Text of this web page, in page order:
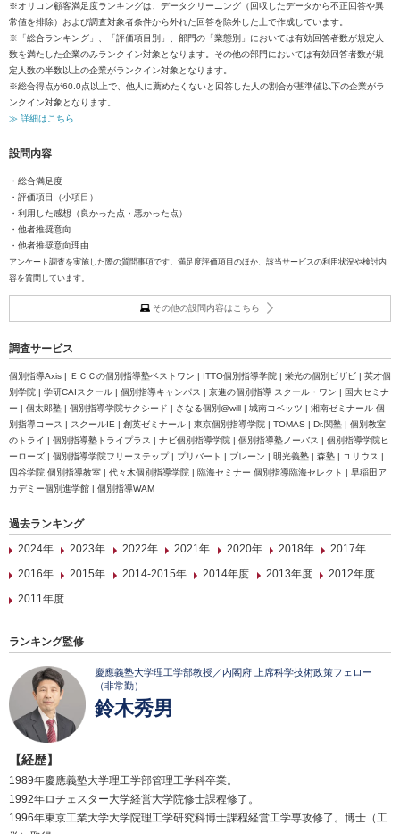
※オリコン顧客満足度ランキングは、データクリーニング（回収したデータから不正回答や異
常値を排除）および調査対象者条件から外れた回答を除外した上で作成しています。
※「総合ランキング」、「評価項目別」、部門の「業態別」においては有効回答者数が規定人
数を満たした企業のみランクイン対象となります。その他の部門においては有効回答者数が規
定人数の半数以上の企業がランクイン対象となります。
※総合得点が60.0点以上で、他人に薦めたくないと回答した人の割合が基準値以下の企業がラ
ンクイン対象となります。
≫ 詳細はこちら
設問内容
・総合満足度
・評価項目（小項目）
・利用した感想（良かった点・悪かった点）
・他者推奨意向
・他者推奨意向理由
アンケート調査を実施した際の質問事項です。満足度評価項目のほか、該当サービスの利用状況や検討内
容を質問しています。
その他の設問内容はこちら
調査サービス
個別指導Axis | ＥＣＣの個別指導塾ベストワン | ITTO個別指導学院 | 栄光の個別ビザビ | 英才個
別学院 | 学研CAIスクール | 個別指導キャンパス | 京進の個別指導 スクール・ワン | 国大セミナ
ー | 個太郎塾 | 個別指導学院サクシード | さなる個別@will | 城南コベッツ | 湘南ゼミナール 個
別指導コース | スクールIE | 創英ゼミナール | 東京個別指導学院 | TOMAS | Dr.関塾 | 個別教室
のトライ | 個別指導塾トライプラス | ナビ個別指導学院 | 個別指導塾ノーバス | 個別指導学院ヒ
ーローズ | 個別指導学院フリーステップ | プリバート | ブレーン | 明光義塾 | 森塾 | ユリウス |
四谷学院 個別指導教室 | 代々木個別指導学院 | 臨海セミナー 個別指導臨海セレクト | 早稲田ア
カデミー個別進学館 | 個別指導WAM
過去ランキング
2024年
2023年 2022年 2021年 2020年 2018年
2017年
2016年
2015年 2014-2015年 2014年度 2013年度
2012年度
2011年度
ランキング監修
慶應義塾大学理工学部教授／内閣府 上席科学技術政策フェロー
（非常勤）
鈴木秀男
【経歴】
1989年慶應義塾大学理工学部管理工学科卒業。
1992年ロチェスター大学経営大学院修士課程修了。
1996年東京工業大学大学院理工学研究科博士課程経営工学専攻修了。博士（工